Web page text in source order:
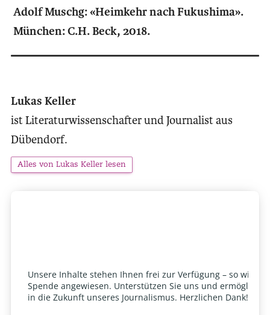
Adolf Muschg: «Heimkehr nach Fukushima».
München: C.H. Beck, 2018.
Lukas Keller
ist Literaturwissenschafter und Journalist aus
Dübendorf.
Alles von Lukas Keller lesen